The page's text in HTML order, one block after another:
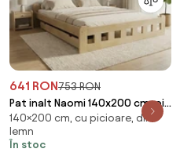
641 RON753 RON
Pat inalt Naomi 140x200 cm, pin
Saltele: Fara saltea, Somiera
pat: Cu lamele curbate
140×200 cm, cu picioare, din
lemn
În stoc